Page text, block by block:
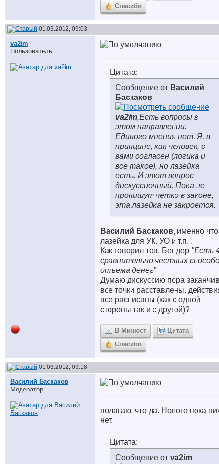
Спасибо
01.03.2012, 09:03
va2im
Пользователь
Цитата:
Сообщение от Василий
Баскаков
va2im,Есть вопросы в
этом направлении.
Единого мнения нет. Я, в
принципе, как человек, с
вами согласен (логика и
все такое), но лазейка
есть. И этот вопрос
дискуссионный. Пока не
пропишут четко в законе,
эта лазейка не закроется.
Василий Баскаков, именно что
лазейка для УК, УО и т.п. .
Как говорил тов. Бендер "Есть
сравнительно честных
отъема денег"
Думаю дискуссию пора
все точки расставлены,
все расписаны (как с одной
стороны так и с другой)?
В Минюст
Цитата
Спасибо
01.03.2012, 09:18
Василий Баскаков
Модератор
полагаю, что да. Нового пока
нет.
Цитата:
Сообщение от va2im